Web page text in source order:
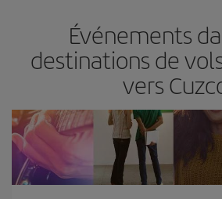
Événements
destinations de
vers